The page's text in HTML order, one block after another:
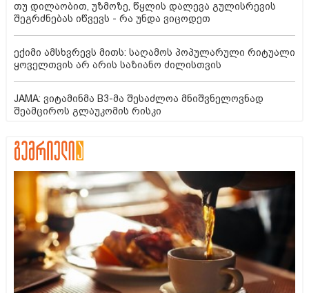
თუ დილაობით, უზმოზე, წყლის დალევა გულისრევის
შეგრძნებას იწვევს - რა უნდა ვიცოდეთ
ექიმი ამსხვრევს მითს: საღამოს პოპულარული რიტუალი
ყოველთვის არ არის საზიანო ძილისთვის
JAMA: ვიტამინმა B3-მა შესაძლოა მნიშვნელოვნად
შეამციროს გლაუკომის რისკი